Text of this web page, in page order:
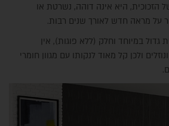
הזכוכית, היא אינה דוהה, נשרטת או
על מראה חדש לאורך שנים רבות.
גדול במיוחד וחלק (ללא פוגות), אין
ולכן קל מאוד לנקותו עם מגוון חומרי